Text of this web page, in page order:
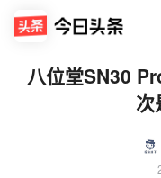
八位堂SN30
次